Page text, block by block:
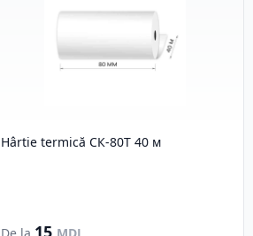
Hârtie termică СК-80Т 40 м
15